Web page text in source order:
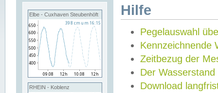
Elbe - Cuxhaven Steubenhöft
RHEIN - Koblenz
Hilfe
Pegelauswahl
Kennzeichnende
Zeitbezug der
Der Wasserstand
Download